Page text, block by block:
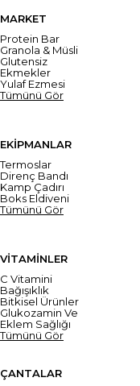
MARKET
Protein Bar
Granola & Müsli
Glutensiz
Ekmekler
Yulaf Ezmesi
Tümünü Gör
EKİPMANLAR
Termoslar
Direnç Bandı
Kamp Çadırı
Boks Eldiveni
Tümünü Gör
VİTAMİNLER
C Vitamini
Bağışıklık
Bitkisel Ürünler
Glukozamin Ve
Eklem Sağlığı
Tümünü Gör
ÇANTALAR